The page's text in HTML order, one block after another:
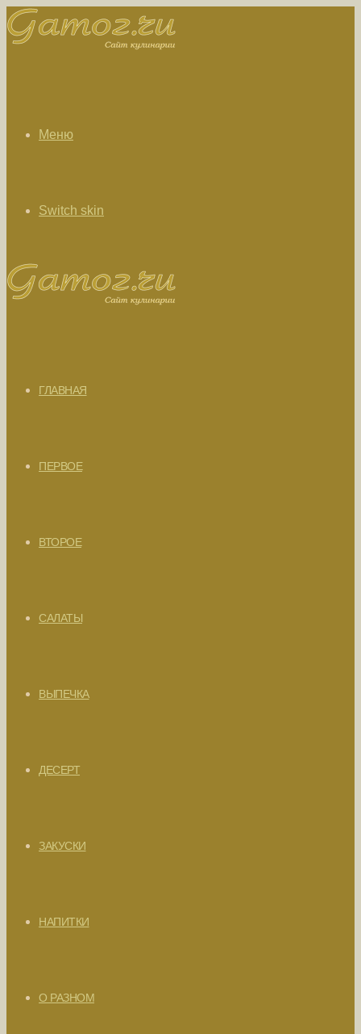
Меню
Switch skin
ГЛАВНАЯ
ПЕРВОЕ
ВТОРОЕ
САЛАТЫ
ВЫПЕЧКА
ДЕСЕРТ
ЗАКУСКИ
НАПИТКИ
О РАЗНОМ